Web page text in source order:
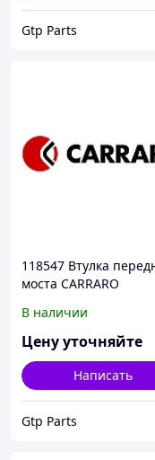
Gtp Parts
118547 Втулка
моста CARRARO
В наличии
Цену уточняйте
Написать
Gtp Parts